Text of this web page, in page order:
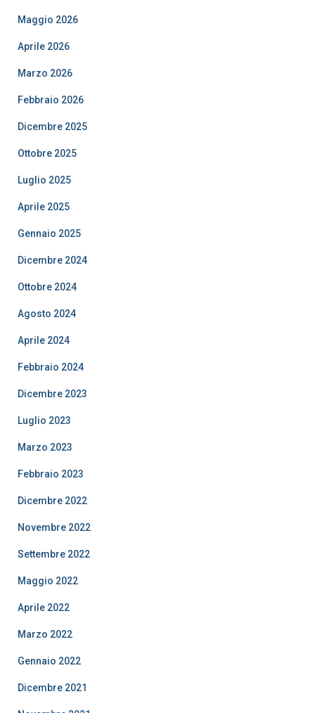
Maggio 2026
Aprile 2026
Marzo 2026
Febbraio 2026
Dicembre 2025
Ottobre 2025
Luglio 2025
Aprile 2025
Gennaio 2025
Dicembre 2024
Ottobre 2024
Agosto 2024
Aprile 2024
Febbraio 2024
Dicembre 2023
Luglio 2023
Marzo 2023
Febbraio 2023
Dicembre 2022
Novembre 2022
Settembre 2022
Maggio 2022
Aprile 2022
Marzo 2022
Gennaio 2022
Dicembre 2021